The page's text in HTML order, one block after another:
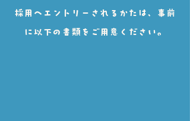
​採用へエントリーされるかたは、事前
に以下の書類をご用意ください。